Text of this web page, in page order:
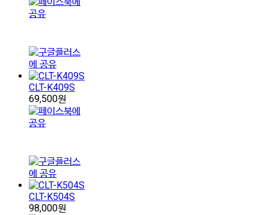
CLT-K409S
69,500원
CLT-K504S
98,000원